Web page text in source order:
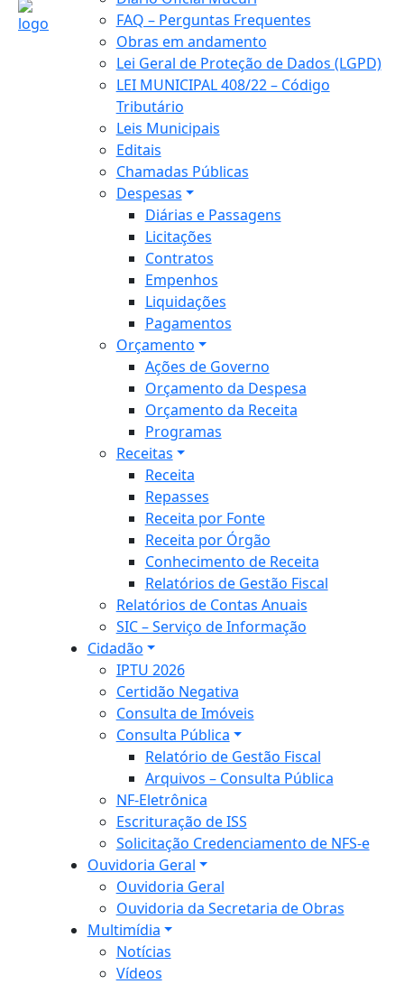
FAQ – Perguntas Frequentes
Obras em andamento
Lei Geral de Proteção de Dados (LGPD)
LEI MUNICIPAL 408/22 – Código
Tributário
Leis Municipais
Editais
Chamadas Públicas
Despesas
Diárias e Passagens
Licitações
Contratos
Empenhos
Liquidações
Pagamentos
Orçamento
Ações de Governo
Orçamento da Despesa
Orçamento da Receita
Programas
Receitas
Receita
Repasses
Receita por Fonte
Receita por Órgão
Conhecimento de Receita
Relatórios de Gestão Fiscal
Relatórios de Contas Anuais
SIC – Serviço de Informação
Cidadão
IPTU 2026
Certidão Negativa
Consulta de Imóveis
Consulta Pública
Relatório de Gestão Fiscal
Arquivos – Consulta Pública
NF-Eletrônica
Escrituração de ISS
Solicitação Credenciamento de NFS-e
Ouvidoria Geral
Ouvidoria Geral
Ouvidoria da Secretaria de Obras
Multimídia
Notícias
Vídeos